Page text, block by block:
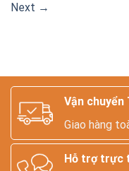
Next →
Vận chuyển
Giao hàng
Hỗ trợ trực